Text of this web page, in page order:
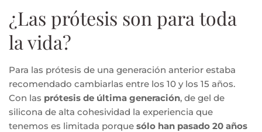
¿Las prótesis son para toda
la vida?
Para las prótesis de una generación anterior estaba
recomendado cambiarlas entre los 10 y los 15 años.
Con las prótesis de última generación, de gel de
silicona de alta cohesividad la experiencia que
tenemos es limitada porque sólo han pasado 20 años